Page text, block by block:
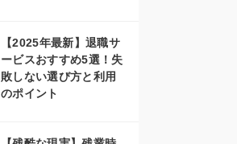
【2025年最新】退職サ
ービスおすすめ5選！失
敗しない選び方と利用
のポイント